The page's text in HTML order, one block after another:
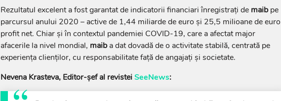
Rezultatul excelent a fost garantat de indicatorii financiari înregistrați de maibpe
parcursul anului 2020 – active de 1,44 miliarde de euro și 25,5 milioane de euro
profit net. Chiar și în contextul pandemiei COVID-19, care a afectat major
afacerile la nivel mondial, maiba dat dovadă de o activitate stabilă, centrată pe
experiența clienților, cu responsabilitate față de angajați și societate.
Nevena Krasteva, Editor-șef al revisteiSeeNews: